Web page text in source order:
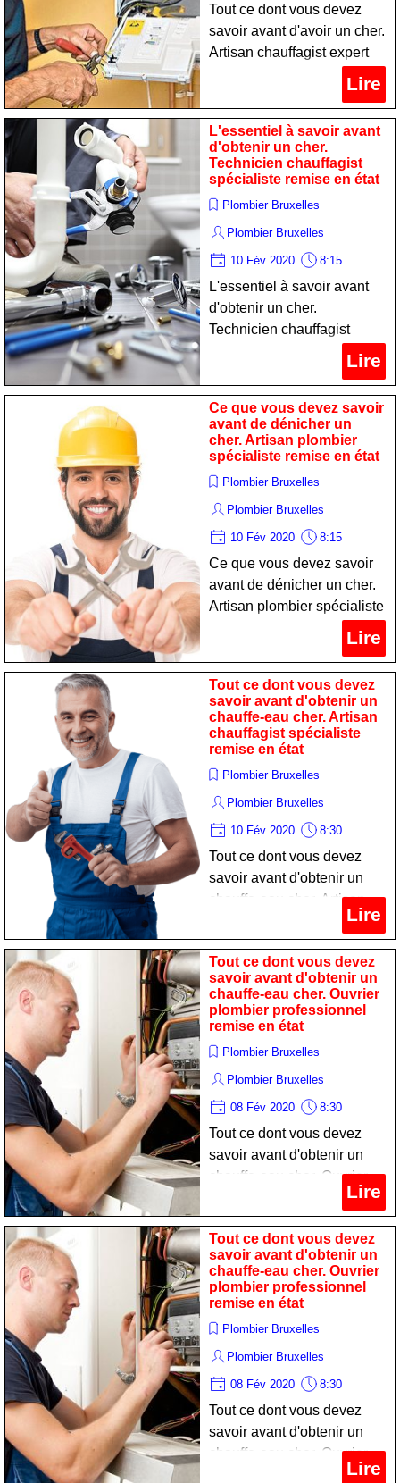
Tout ce dont vous devez
savoir avant d'avoir un cher.
Artisan chauffagist expert
Lire
L'essentiel à savoir avant
d'obtenir un cher.
Technicien chauffagist
spécialiste remise en état
Plombier Bruxelles
Plombier Bruxelles
10 Fév 2020 8:15
L'essentiel à savoir avant
d'obtenir un cher.
Technicien chauffagist
spécialiste remise en étatLire
Ce que vous devez savoir
avant de dénicher un
cher. Artisan plombier
spécialiste remise en état
Plombier Bruxelles
Plombier Bruxelles
10 Fév 2020 8:15
Ce que vous devez savoir
avant de dénicher un cher.
Artisan plombier spécialiste
Lire
Tout ce dont vous devez
savoir avant d'obtenir un
chauffe-eau cher. Artisan
chauffagist spécialiste
remise en état
Plombier Bruxelles
Plombier Bruxelles
10 Fév 2020 8:30
Tout ce dont vous devez
savoir avant d'obtenir un
chauffe-eau cher. Artisan
chauffagist spécialiste
remise en état
Lire
Tout ce dont vous devez
savoir avant d'obtenir un
chauffe-eau cher. Ouvrier
plombier professionnel
remise en état
Plombier Bruxelles
Plombier Bruxelles
08 Fév 2020 8:30
Tout ce dont vous devez
savoir avant d'obtenir un
chauffe-eau cher. Ouvrier
plombier professionnel
remise en état
Lire
Tout ce dont vous devez
savoir avant d'obtenir un
chauffe-eau cher. Ouvrier
plombier professionnel
remise en état
Plombier Bruxelles
Plombier Bruxelles
08 Fév 2020 8:30
Tout ce dont vous devez
savoir avant d'obtenir un
chauffe-eau cher. Ouvrier
plombier professionnelLire